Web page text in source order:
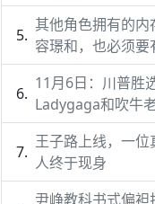
其他角色拥有的
容璟和，也必须要
11月6日：川普胜
Ladygaga和吹牛老
王子路上线，一
人终于现身
尹峥教科书式偏